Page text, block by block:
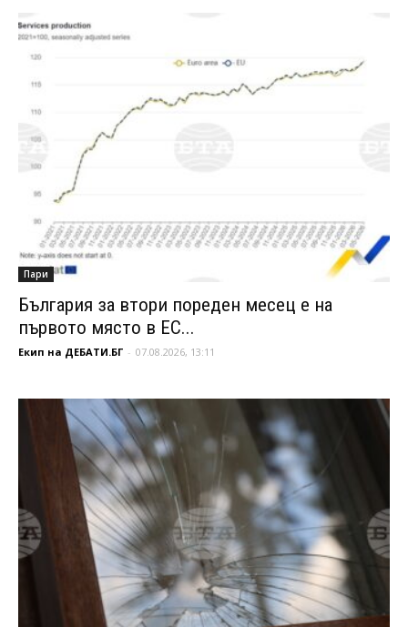
Пари
България за втори пореден месец е на
първото място в ЕС...
Екип на ДЕБАТИ.БГ - 07.08.2026, 13:11